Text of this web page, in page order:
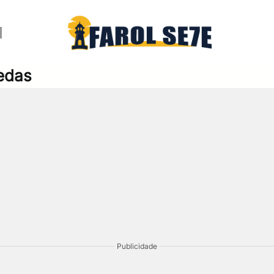
Publicidade